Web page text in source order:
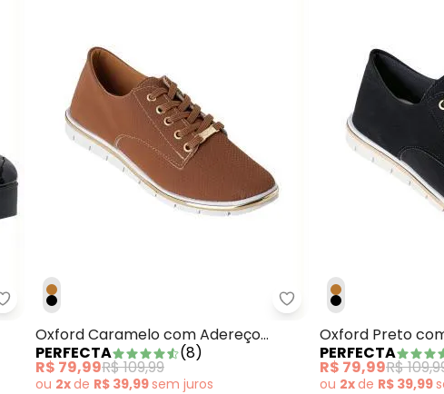
Perfecta - Oxford Preto em Sintético VernizPerfecta - Oxford
Oxford Caramelo com Adereço
Dourado
PERFECTA (8)
R$ 79,99R$ 109,99
ou 2xde R$ 39,99sem juros
Oxford Preto
PERFECTA
R$ 79,99R$
ou 2xde R$ 39,99